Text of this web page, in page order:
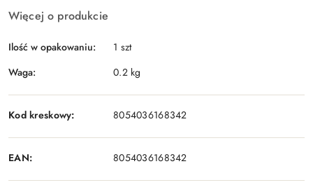
Więcej o produkcie
Ilość w opakowaniu:
1 szt
Waga:
0.2 kg
Kod kreskowy: 8054036168342
EAN: 8054036168342